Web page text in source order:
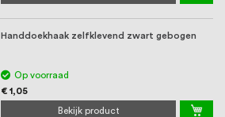
Handdoekhaak zelfklevend zwart gebogen
Op voorraad
€ 1,05
Bekijk product